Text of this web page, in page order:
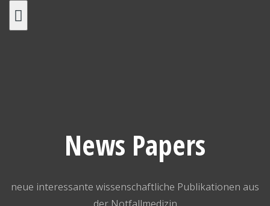
News Papers
neue interessante wissenschaftliche Publikationen aus